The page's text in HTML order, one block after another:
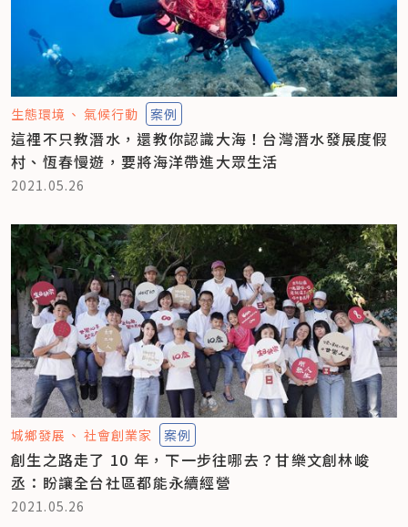
生態環境 氣候行動 案例
這裡不只教潛水，還教你認識大海！台灣潛水發展度假
村、恆春慢遊，要將海洋帶進大眾生活
2021.05.26
城鄉發展 社會創業家 案例
創生之路走了 10 年，下一步往哪去？甘樂文創林峻
丞：盼讓全台社區都能永續經營
2021.05.26